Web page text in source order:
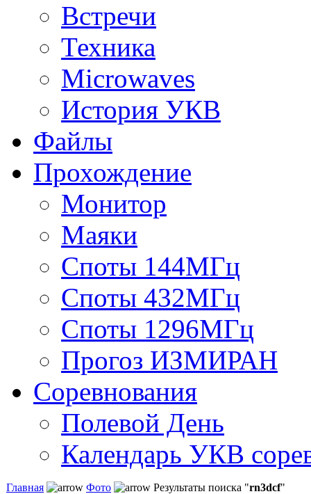
Встречи
Техника
Microwaves
История УКВ
Файлы
Прохождение
Монитор
Маяки
Споты 144МГц
Споты 432МГц
Споты 1296МГц
Прогоз ИЗМИРАН
Соревнования
Полевой День
Календарь УКВ
Главная Фото Результаты поиска "rn3dcf"